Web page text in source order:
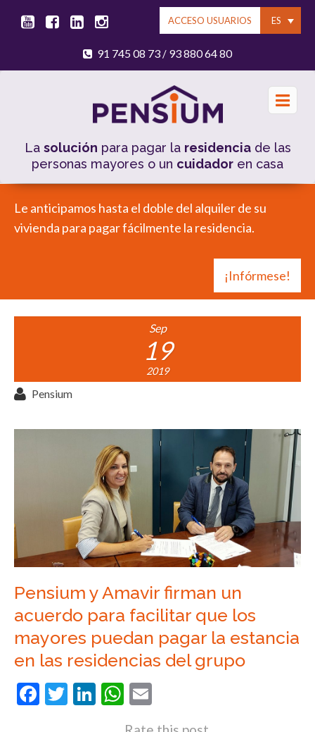
ES
ACCESO USUARIOS
91 745 08 73/ 93 880 64 80
La solución para pagar la residenciade las
personas mayores o un cuidador en casa
Le anticipamos hasta el doble del alquiler de su
vivienda para pagar fácilmente la residencia.
¡Infórmese!
Sep
19
2019
Pensium
Pensium y Amavir firman un
acuerdo para facilitar que los
mayores puedan pagar la estancia
en las residencias del grupo
Facebook
Twitter
LinkedIn
WhatsApp